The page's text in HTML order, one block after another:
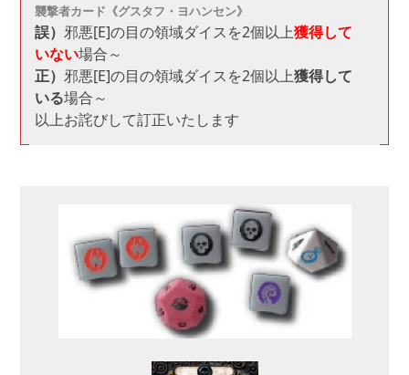
襲撃者カード《グスタフ・ヨハンセン》
誤）邪悪[E]の目の領域ダイスを2個以上獲得して
いない場合～
正）邪悪[E]の目の領域ダイスを2個以上獲得して
いる場合～
以上お詫びして訂正いたします